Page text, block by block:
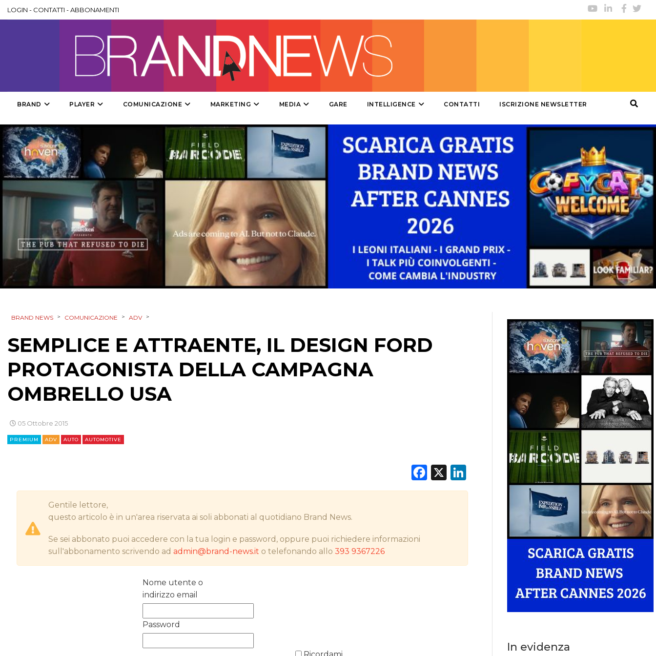
DESIGN
PUNTI VENDITA
CSR
STRATEGIE
CINEMA
NORMATIVE
OPINIONI
LOGIN - CONTATTI -ABBONAMENTI
BRAND PLAYER COMUNICAZIONE MARKETING MEDIA GARE INTELLIGENCE CONTATTI ISCRIZIONE NEWSLETTER
BRAND NEWS > COMUNICAZIONE > ADV >
SEMPLICE E ATTRAENTE, IL DESIGN FORD
PROTAGONISTA DELLA CAMPAGNA
OMBRELLO USA
05 Ottobre 2015
PREMIUM ADV AUTO AUTOMOTIVE
Facebook
X LinkedIn
Gentile lettore,
questo articolo è in un'area riservata ai soli abbonati al quotidiano Brand News.
Se sei abbonato puoi accedere con la tua login e password, oppure puoi richiedere informazioni
sull'abbonamento scrivendo adadmin@brand-news.it o telefonando allo393 9367226
Nome utente o
indirizzo email
Password
In evidenza